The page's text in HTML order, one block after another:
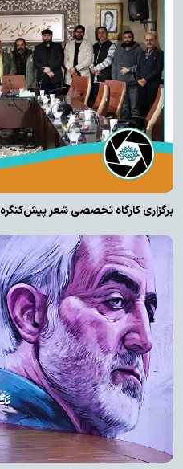
برگزاری کارگاه تخصصی شعر